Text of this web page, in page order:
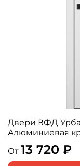
Двери ВФД
Алюминиевая
От 13 720 ₽